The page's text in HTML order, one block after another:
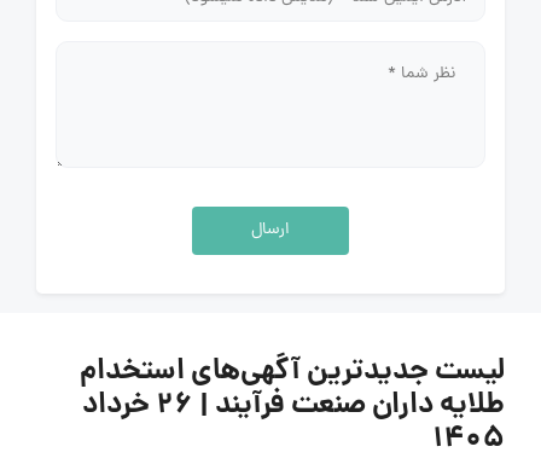
ارسال
لیست جدیدترین آگهی‌های استخدام
طلایه داران صنعت فرآیند | ۲۶ خرداد
۱۴۰۵